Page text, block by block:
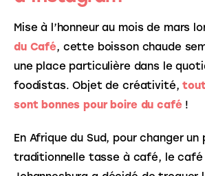
Mise à l’honneur au mois de mars
du Café, cette boisson chaude
une place particulière dans le
foodistas. Objet de créativité,
sont bonnes pour boire du café !
En Afrique du Sud, pour changer un
traditionnelle tasse à café, le café